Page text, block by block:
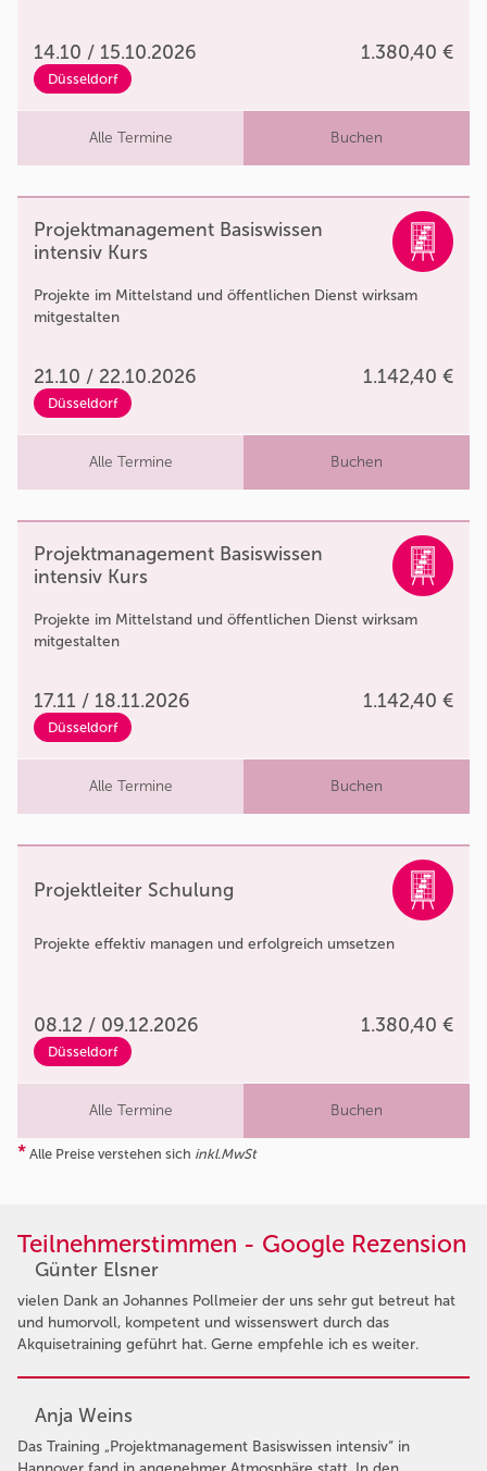
14.10 / 15.10.2026 1.380,40 €
Düsseldorf
Alle Termine Buchen
Projektmanagement Basiswissen
intensiv Kurs
Projekte im Mittelstand und öffentlichen Dienst wirksam
mitgestalten
21.10 / 22.10.2026 1.142,40 €
Düsseldorf
Alle Termine Buchen
Projektmanagement Basiswissen
intensiv Kurs
Projekte im Mittelstand und öffentlichen Dienst wirksam
mitgestalten
17.11 / 18.11.2026 1.142,40 €
Düsseldorf
Alle Termine Buchen
Projektleiter Schulung
Projekte effektiv managen und erfolgreich umsetzen
08.12 / 09.12.2026 1.380,40 €
Düsseldorf
Alle Termine Buchen
* Alle Preise verstehen sich inkl.MwSt
Teilnehmerstimmen - Google Rezension
Günter Elsner
vielen Dank an Johannes Pollmeier der uns sehr gut betreut hat
und humorvoll, kompetent und wissenswert durch das
Akquisetraining geführt hat. Gerne empfehle ich es weiter.
Anja Weins
Das Training „Projektmanagement Basiswissen intensiv“ in